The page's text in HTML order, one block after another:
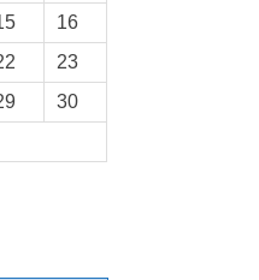
16
23
30